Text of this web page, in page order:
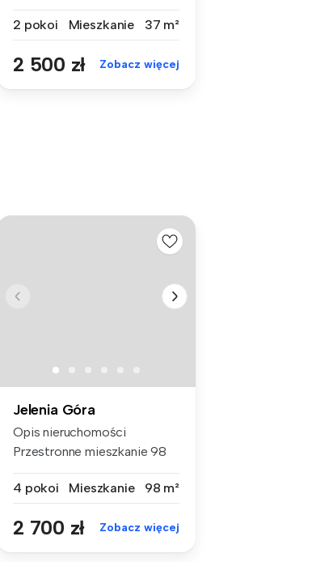
2 pokoi
Mieszkanie 37 m²
2 500 zł Zobacz więcej
Jelenia Góra
Opis nieruchomości
Przestronne mieszkanie 98
4 pokoi
Mieszkanie 98 m²
2 700 zł Zobacz więcej